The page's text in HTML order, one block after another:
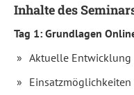
Sie
Seminar
"Online
PR
mit
KI
Inhalte des
Tag 1: Grundlagen
Aktuelle Entwicklung